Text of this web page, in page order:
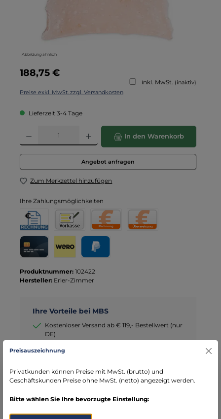
Abbildung ähnlich
Regulärer Preis:
188,75 €
inkl. MwSt. (inaktiv)
Preise exkl. MwSt. zzgl. Versandkosten
Lieferzeit 3-4 Tage
Produkt Anzahl: Gib den gewünschten Wert ein oder benutze die
In den Warenkorb
Angebot anfragen
Zum Merkzettel hinzufügen
Ihre Zahlungsmöglichkeiten
Rechnung
Rechnung für Behörden
Vorkasse
Produktnummer: 102422
Hersteller: Erler-Zimmer
Ihre Vorteile bei MBS
Kostenloser Versand ab € 119,- Bestellwert (nur
DE)
seit über 15 Jahren kompetenter Partner im
Preisauszeichnung
Privatkunden können Preise mit MwSt. (brutto) und
Geschäftskunden Preise ohne MwSt. (netto) angezeigt werden.
Bitte wählen Sie Ihre bevorzugte Einstellung: